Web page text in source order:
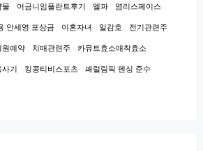
물 어금니임플란트후기 엘파 염리스페이스
안세영 포상금 이혼자녀 일감호 전기관련주
원예약 치매관련주 카뮤트효소애착효소
사기 킹콩티비스포츠 패럴림픽 펜싱 준수